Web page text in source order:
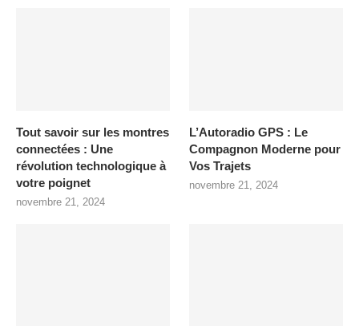
Tout savoir sur les montres
connectées : Une
révolution technologique à
votre poignet
novembre 21, 2024
L’Autoradio GPS : Le
Compagnon Moderne pour
Vos Trajets
novembre 21, 2024